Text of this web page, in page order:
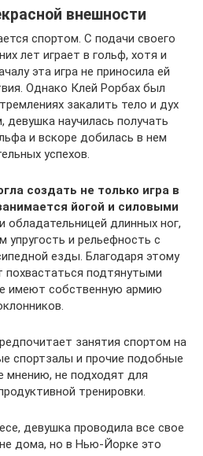
внешности
спортом. С подачи своего
лет играет в гольф, хотя и
эта игра не приносила ей
Однако Клей Рорбах был
закалить тело и дух
девушка научилась получать
и вскоре добилась в нем
успехов.
создать не только игра в
йогой и силовыми
обладательницей длинных ног,
упругость и рельефность с
езды. Благодаря этому
подтянутыми
имеют собственную армию
занятия спортом на
спортзалы и прочие подобные
мнению, не подходят для
тренировки.
девушка проводила все свое
дома, но в Нью-Йорке это